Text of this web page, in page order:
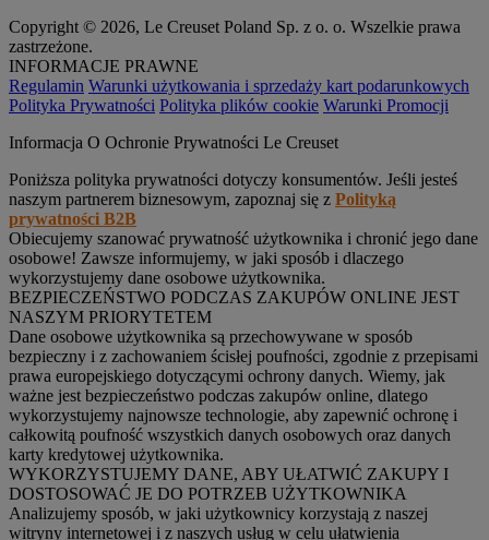
Copyright © 2026, Le Creuset Poland Sp. z o. o. Wszelkie prawa
zastrzeżone.
INFORMACJE PRAWNE
Regulamin Warunki użytkowania i sprzedaży kart podarunkowych
Polityka Prywatności Polityka plików cookie Warunki Promocji
Informacja O Ochronie Prywatności Le Creuset
Poniższa polityka prywatności dotyczy konsumentów. Jeśli jesteś
naszym partnerem biznesowym, zapoznaj się z Polityką
prywatności B2B
Obiecujemy szanować prywatność użytkownika i chronić jego dane
osobowe! Zawsze informujemy, w jaki sposób i dlaczego
wykorzystujemy dane osobowe użytkownika.
BEZPIECZEŃSTWO PODCZAS ZAKUPÓW ONLINE JEST
NASZYM PRIORYTETEM
Dane osobowe użytkownika są przechowywane w sposób
bezpieczny i z zachowaniem ścisłej poufności, zgodnie z przepisami
prawa europejskiego dotyczącymi ochrony danych. Wiemy, jak
ważne jest bezpieczeństwo podczas zakupów online, dlatego
wykorzystujemy najnowsze technologie, aby zapewnić ochronę i
całkowitą poufność wszystkich danych osobowych oraz danych
karty kredytowej użytkownika.
WYKORZYSTUJEMY DANE, ABY UŁATWIĆ ZAKUPY I
DOSTOSOWAĆ JE DO POTRZEB UŻYTKOWNIKA
Analizujemy sposób, w jaki użytkownicy korzystają z naszej
witryny internetowej i z naszych usług w celu ułatwienia